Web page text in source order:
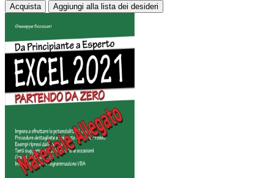
Acquista Aggiungi alla lista dei desideri